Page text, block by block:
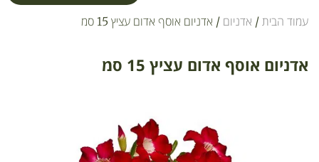
עמוד הבית/אדניום/ אדניום אוסף אדום עציץ 15 סמ
אדניום אוסף אדום עציץ 15 סמ